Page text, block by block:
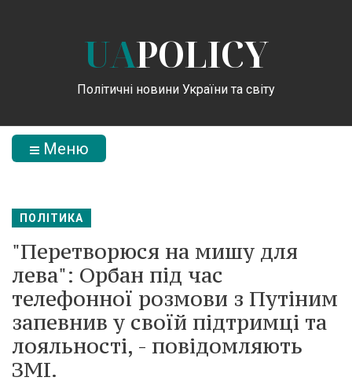
UAPOLICY
Політичні новини України та світу
Меню
ПОЛІТИКА
"Перетворюся на мишу для
лева": Орбан під час
телефонної розмови з Путіним
запевнив у своїй підтримці та
лояльності, - повідомляють
ЗМІ.